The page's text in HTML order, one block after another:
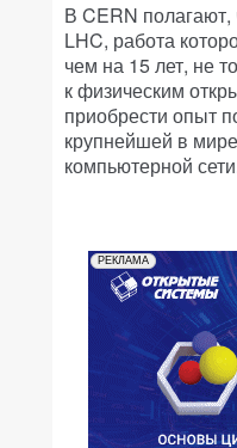
В CERN полагают,
LHC, работа
чем на 15 лет, не
к физическим
приобрести опыт
крупнейшей в
компьютерной
РЕКЛАМА